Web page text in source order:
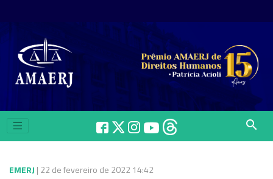
search
EMERJ | 22 de fevereiro de 2022 14:42